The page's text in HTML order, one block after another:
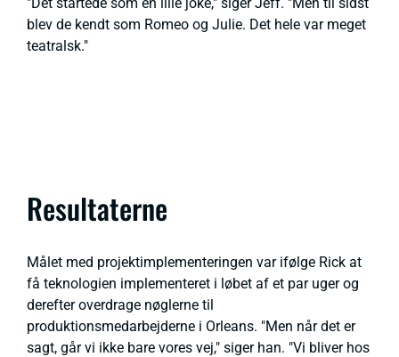
blev de kendt som Romeo og Julie. Det hele var meget
teatralsk."
Resultaterne
Målet med projektimplementeringen var ifølge Rick at
få teknologien implementeret i løbet af et par uger og
derefter overdrage nøglerne til
produktionsmedarbejderne i Orleans. "Men når det er
sagt, går vi ikke bare vores vej," siger han. "Vi bliver hos